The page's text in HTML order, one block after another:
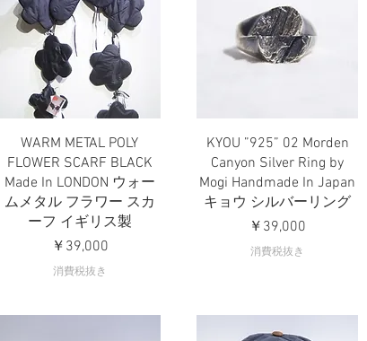
クイックビュー
WARM METAL POLY
FLOWER SCARF BLACK
Made In LONDON ウォー
ムメタル フラワー スカ
ーフ イギリス製
価格
￥39,000
消費税抜き
クイックビュー
KYOU ”925” 02 Morden
Canyon Silver Ring by
Mogi Handmade In Japan
キョウ シルバーリング
価格
￥39,000
消費税抜き